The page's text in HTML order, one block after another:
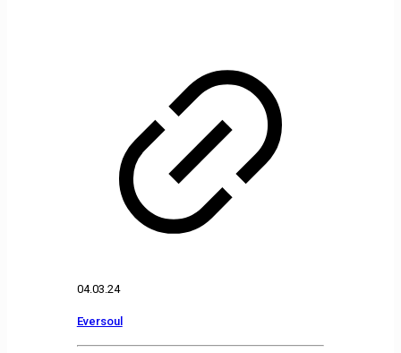
04.03.24
Eversoul